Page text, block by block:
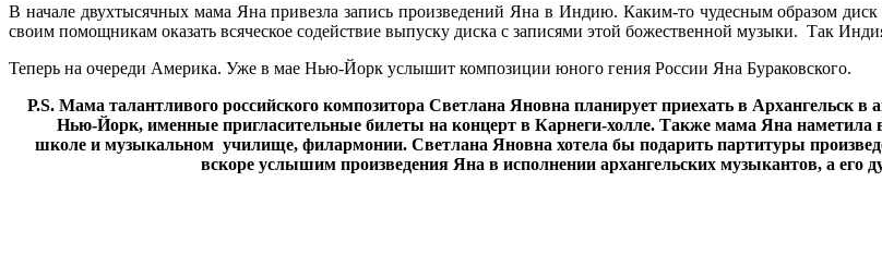
В начале двухтысячных мама Яна привезла запись произведений Яна в Индию. Каким-то чудесным образом
своим помощникам оказать всяческое содействие выпуску диска с записями этой божественной музыки. Так
Теперь на очереди Америка. Уже в мае Нью-Йорк услышит композиции юного гения России Яна Бураковского.
Р.S. Мама талантливого российского композитора Светлана Яновна планирует приехать в Архангельск в
Нью-Йорк, именные пригласительные билеты на концерт в Карнеги-холле. Также мама Яна
школе и музыкальном училище, филармонии. Светлана Яновна хотела бы подарить партитуры
вскоре услышим произведения Яна в исполнении архангельских музыкантов, а его